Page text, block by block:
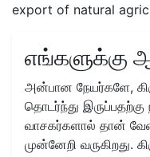
export of natural
எங்களுக்கு
அன்பான நேயர்களே,
தொடர்ந்து
வாசகர்களால் தான்
முன்னேறி வருகிறது.